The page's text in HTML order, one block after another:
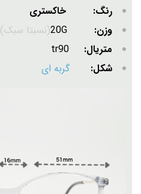
رنگ: خاکستری
وزن:
(نسبتا سبک)
متریال:
شکل: گربه ای